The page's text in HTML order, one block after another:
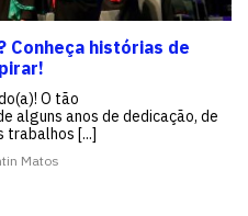
Conheça histórias de
O tão
alguns anos de dedicação, de
trabalhos [...]
Matos